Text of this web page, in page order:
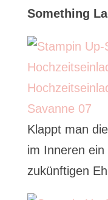
Something
Klappt man
im Inneren
zukünftigen